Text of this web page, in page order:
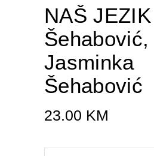
NAŠ
Šehabović,
Jasminka
Šehabović
23.00 KM